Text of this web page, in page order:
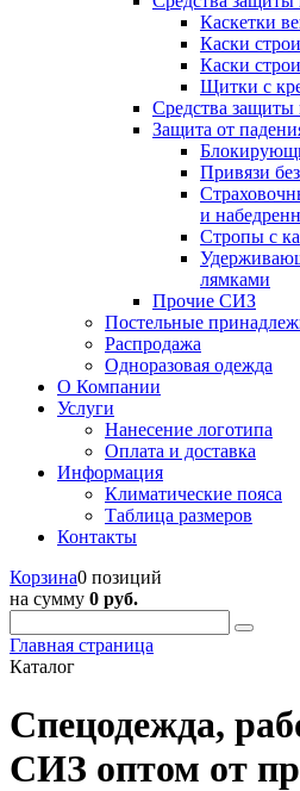
Каскетки
Каски
Каски
Щитки с
Средства защиты
Защита от
Привязи
и
Стропы с
лямками
Прочие СИЗ
Постельные
Распродажа
Одноразовая одежда
О Компании
Услуги
Нанесение логотипа
Оплата и доставка
Информация
Климатические пояса
Таблица размеров
Контакты
Корзина0 позиций
на сумму 0 руб.
Главная страница
Каталог
Спецодежда,
СИЗ оптом от